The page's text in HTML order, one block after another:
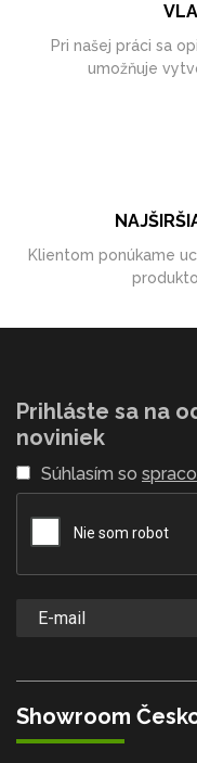
Pri našej práci sa
umožňuje
Klientom ponúkame
Prihláste sa na
noviniek
Súhlasím so
Showroom